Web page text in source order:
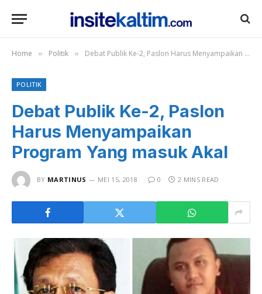
Home » Politik » Debat Publik Ke-2, Paslon Harus Menyampaikan Program Yang masuk Akal
POLITIK
Debat Publik Ke-2, Paslon
Harus Menyampaikan
Program Yang masuk Akal
BY MARTINUS MEI 15, 2018 0 2 MINS READ